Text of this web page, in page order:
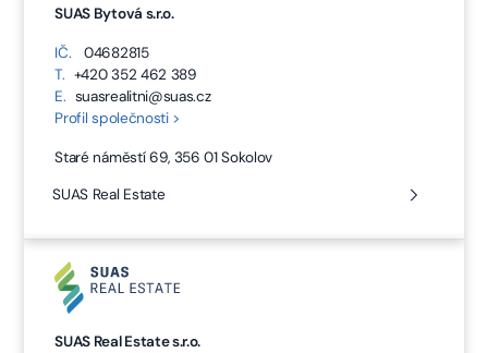
SUAS Bytová s.r.o.
IČ.
04682815
T. +420 352 462 389
E. suasrealitni@suas.cz
Profil společnosti >
Staré náměstí 69, 356 01 Sokolov
SUAS Real Estate
SUAS Real Estate s.r.o.